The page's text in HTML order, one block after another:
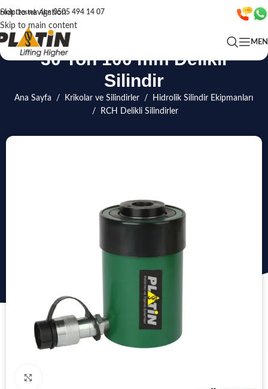
Skip to navigation
Skip to main content
Hızlı Destek Alın0505 494 14 07
30 Ton 100 mm Delikli
Silindir
Ana Sayfa / Krikolar ve Silindirler /
Hidrolik Silindir Ekipmanları
/
RCH Delikli Silindirler